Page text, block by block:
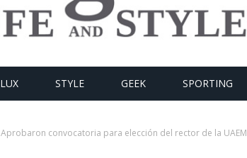
LUX STYLE GEEK SPORTING
Aprobaron convocatoria para elección del rector de la UAEM